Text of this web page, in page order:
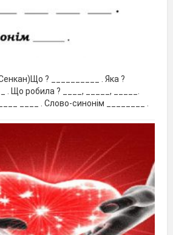
? __________ . Яка ?
. Що робила ? ____, _____, _____.
____ . Слово-синонім ________ .